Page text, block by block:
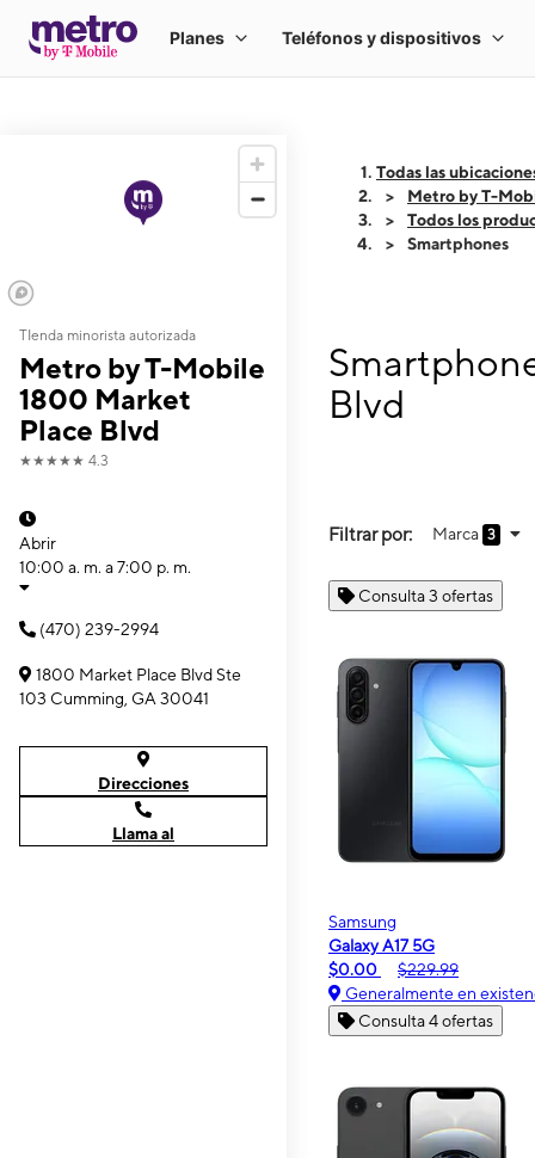
TIenda minorista autorizada
Metro by T-Mobile
1800 Market
Place Blvd
★★★★★ 4.3
Abrir
10:00 a. m. a 7:00 p. m.
(470) 239-2994
1800 Market Place Blvd Ste
103 Cumming, GA 30041
Direcciones
Llama al
Todas las
Metro by T-
Todos los
Smartphones
Blvd
Filtrar por: Marca 3
Consulta 3 ofertas
Samsung
Galaxy A17 5G
$0.00
$229.99
Generalmente en
Consulta 4 ofertas